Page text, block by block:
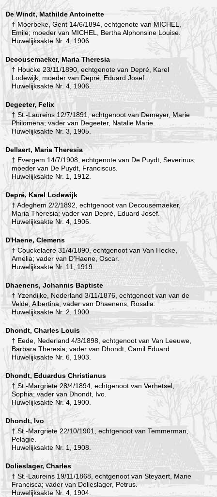
De Windt, Mathilde Antoinette
† Moerbeke, Gent 14/6/1894, echtgenote van MICHEL,
Emile; moeder van MICHEL, Bertha Alphonsine Louise.
Huwelijksakte Nr. 4, 1906.
Decousemaeker, Maria Theresia
† Houcke 23/11/1890, echtgenote van Depré, Karel
Lodewijk; moeder van Depré, Eduard Josef.
Huwelijksakte Nr. 4, 1906.
Degeeter, Felix
† St.-Laureins 12/7/1891, echtgenoot van Demeyer, Marie
Philomena; vader van Degeeter, Natalie Marie.
Huwelijksakte Nr. 3, 1905.
Dellaert, Maria Theresia
† Evergem 14/7/1908, echtgenote van De Puydt, Severinus;
moeder van De Puydt, Franciscus.
Huwelijksakte Nr. 1, 1912.
Depré, Karel Lodewijk
† Adeghem 2/2/1892, echtgenoot van Decousemaeker,
Maria Theresia; vader van Depré, Eduard Josef.
Huwelijksakte Nr. 4, 1906.
D'Haene, Clemens
† Couckelaere 31/4/1890, echtgenoot van Van Hecke,
Amelia; vader van D'Haene, Oscar.
Huwelijksakte Nr. 11, 1919.
Dhaenens, Johannis Baptiste
† Yzendijke, Nederland 3/11/1876, echtgenoot van van de
Velde, Albertina; vader van Dhaenens, Rosalia.
Huwelijksakte Nr. 2, 1900.
Dhondt, Charles Louis
† Eede, Nederland 4/3/1898, echtgenoot van Van Leeuwe,
Barbara Theresia; vader van Dhondt, Camil Eduard.
Huwelijksakte Nr. 6, 1903.
Dhondt, Eduardus Christianus
† St.-Margriete 28/4/1894, echtgenoot van Verhetsel,
Sophia; vader van Dhondt, Ivo.
Huwelijksakte Nr. 4, 1900.
Dhondt, Ivo
† St.-Margriete 22/10/1901, echtgenoot van Temmerman,
Pelagie.
Huwelijksakte Nr. 1, 1908.
Dolieslager, Charles
† St.-Laureins 19/11/1868, echtgenoot van Steyaert, Marie
Francisca; vader van Dolieslager, Petrus.
Huwelijksakte Nr. 4, 1904.